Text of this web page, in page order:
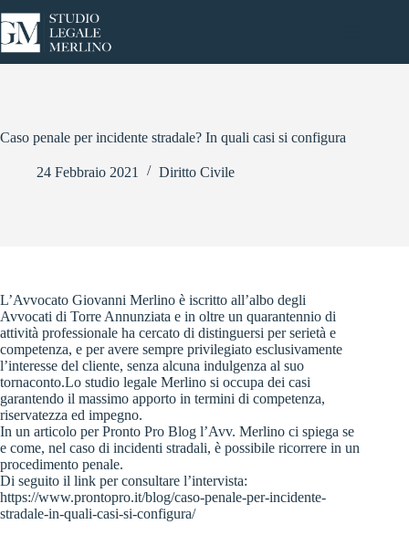
al
contenuto
Caso penale per incidente stradale? In quali casi si configura
24 Febbraio 2021 Diritto Civile
L’Avvocato Giovanni Merlino è iscritto all’albo degli
Avvocati di Torre Annunziata e in oltre un quarantennio di
attività professionale ha cercato di distinguersi per serietà e
competenza, e per avere sempre privilegiato esclusivamente
l’interesse del cliente, senza alcuna indulgenza al suo
tornaconto.Lo studio legale Merlino si occupa dei casi
garantendo il massimo apporto in termini di competenza,
riservatezza ed impegno.
In un articolo per Pronto Pro Blog l’Avv. Merlino ci spiega se
e come, nel caso di incidenti stradali, è possibile ricorrere in un
procedimento penale.
Di seguito il link per consultare l’intervista:
https://www.prontopro.it/blog/caso-penale-per-incidente-
stradale-in-quali-casi-si-configura/